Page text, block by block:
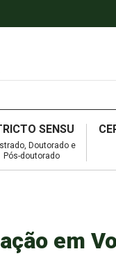
SENSU
Doutorado e
Pós-doutorado
em